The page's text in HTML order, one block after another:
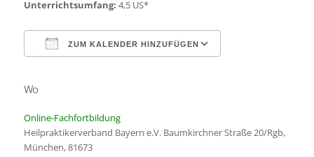
Unterrichtsumfang: 4,5 US*
ZUM KALENDER HINZUFÜGEN
Wo
Online-Fachfortbildung
Heilpraktikerverband Bayern e.V. Baumkirchner Straße 20/Rgb,
München, 81673